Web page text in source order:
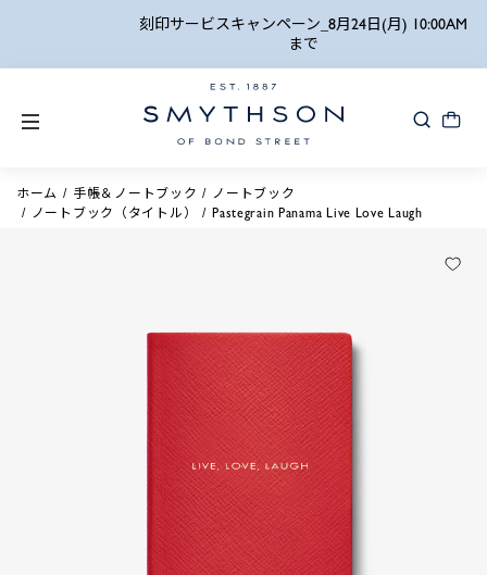
刻印サービスキャンペーン_8月24日(月) 10:00AM
ホーム 手帳＆ノートブック
ノートブック
ノートブック（タイトル）
Pastegrain Panama Live Love Laugh